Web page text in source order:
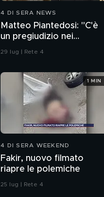
4 DI SERA NEWS
Matteo Piantedosi: "C'è
un pregiudizio nei
confronti della polizia"
29 lug | Rete 4
4 DI SERA WEEKEND
Fakir, nuovo filmato
riapre le polemiche
25 lug | Rete 4
1 MIN